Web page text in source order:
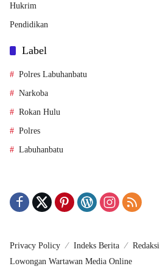
Hukrim
Pendidikan
Label
Polres Labuhanbatu
Narkoba
Rokan Hulu
Polres
Labuhanbatu
Privacy Policy Indeks Berita Redaksi
Lowongan Wartawan Media Online